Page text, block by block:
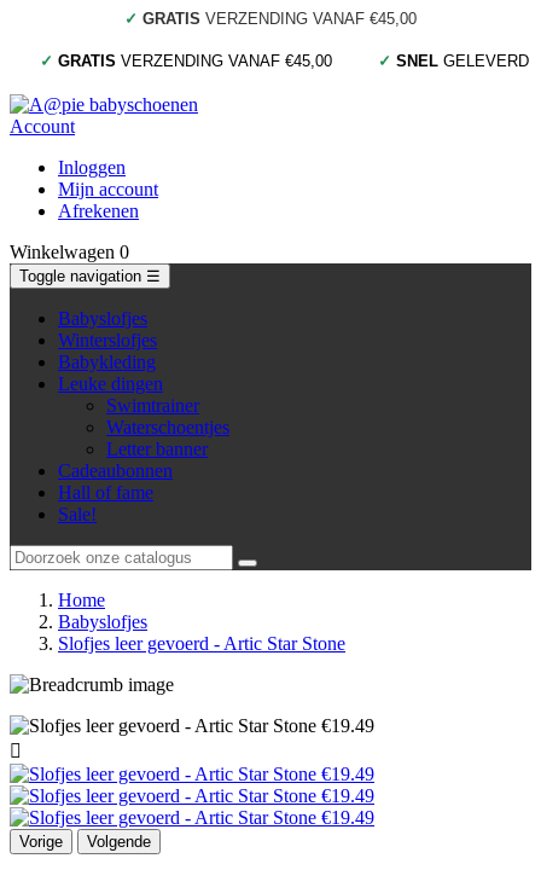
✓ GRATIS VERZENDING VANAF €45,00
✓ GRATIS VERZENDING VANAF €45,00 ✓ SNEL GELEVERD
Account
Inloggen
Mijn account
Afrekenen
Winkelwagen 0
Toggle navigation ☰
Babyslofjes
Winterslofjes
Babykleding
Leuke dingen
Swimtrainer
Waterschoentjes
Letter banner
Cadeaubonnen
Hall of fame
Sale!
Home
Babyslofjes
Slofjes leer gevoerd - Artic Star Stone

Vorige Volgende